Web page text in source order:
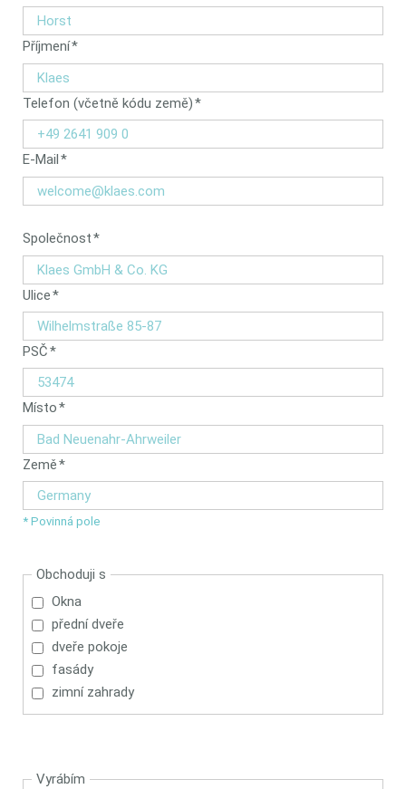
údaj
Povinný
údaj
Příjmení*
Povinný
údaj
Telefon (včetně kódu země)*
Povinný
údaj
E-Mail*
Povinný
údaj
Společnost*
Povinný
údaj
Ulice*
Povinný
údaj
PSČ*
Povinný
údaj
Místo*
Povinný
údaj
Země*
* Povinná pole
Obchoduji s
Okna
přední dveře
dveře pokoje
fasády
zimní zahrady
Vyrábím